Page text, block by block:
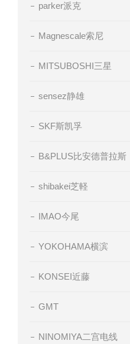
parker派克
Magnescale索尼
MITSUBOSHI三星
sensez静雄
SKF斯凯孚
B&PLUS比安德普拉斯
shibakei芝軽
IMAO今尾
YOKOHAMA横滨
KONSEI近藤
GMT
NINOMIYA二宫电线